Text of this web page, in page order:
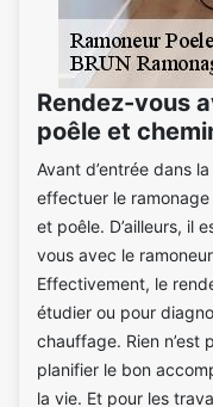
Rendez-vous
poêle et
Avant d’entrée dans
effectuer le
et poêle. D’ailleurs, il
vous avec le
Effectivement, le
étudier ou pour
chauffage. Rien n’est
planifier le bon
la vie. Et pour les